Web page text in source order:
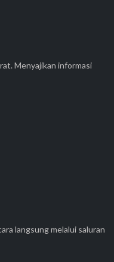
Menyajikan informasi
langsung melalui saluran